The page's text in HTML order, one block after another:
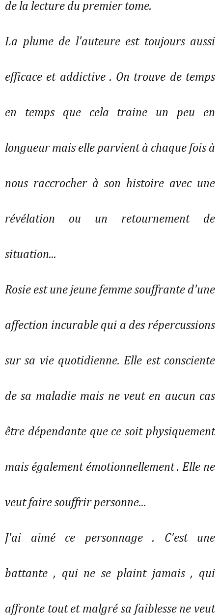
de la lecture du premier tome.
La plume de l'auteure est toujours aussi
efficace et addictive . On trouve de temps
en temps que cela traine un peu en
longueur mais elle parvient à chaque fois à
nous raccrocher à son histoire avec une
révélation ou un retournement de
situation...
Rosie est une jeune femme souffrante d'une
affection incurable qui a des répercussions
sur sa vie quotidienne. Elle est consciente
de sa maladie mais ne veut en aucun cas
être dépendante que ce soit physiquement
mais également émotionnellement . Elle ne
veut faire souffrir personne...
J'ai aimé ce personnage . C'est une
battante , qui ne se plaint jamais , qui
affronte tout et malgré sa faiblesse ne veut